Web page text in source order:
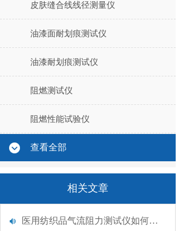
皮肤缝合线线径测量仪
油漆面耐划痕测试仪
油漆耐划痕测试仪
阻燃测试仪
阻燃性能试验仪
查看全部
相关文章
医用纺织品气流阻力测试仪如何调节流量气源？